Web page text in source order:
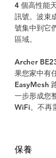
4 個高性能
訊號。波束
號集中到它
區域。
Archer
果您家中有
EasyMesh
一步形成您
WiFi。不再
保養